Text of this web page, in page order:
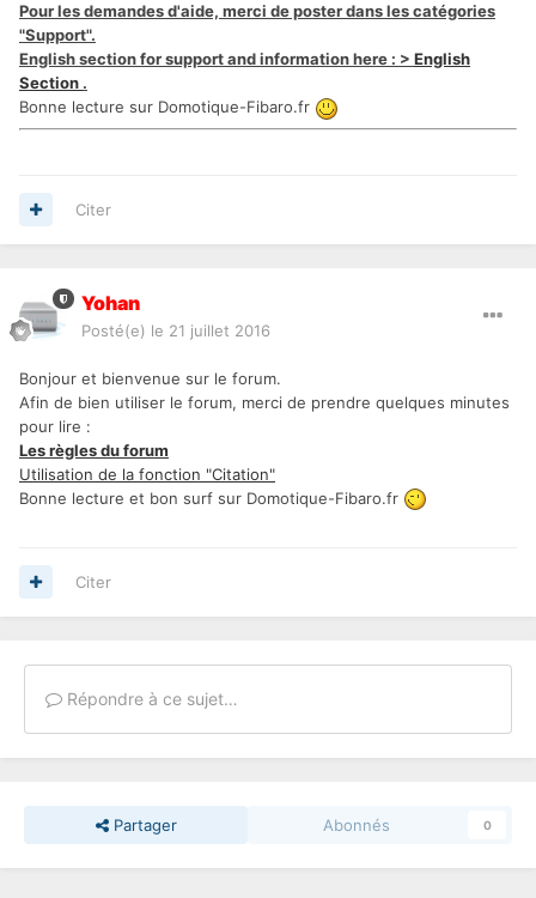
Pour les demandes d'aide, merci de poster dans les catégories
"Support".
English section for support and information here : > English
Section .
Bonne lecture sur Domotique-Fibaro.fr
Citer
Yohan
Posté(e) le 21 juillet 2016
Bonjour et bienvenue sur le forum.
Afin de bien utiliser le forum, merci de prendre quelques minutes
pour lire :
Les règles du forum
Utilisation de la fonction "Citation"
Bonne lecture et bon surf sur Domotique-Fibaro.fr
Citer
Répondre à ce sujet…
Partager Abonnés 0